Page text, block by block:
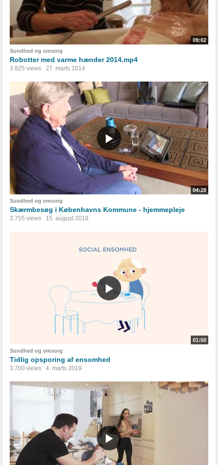
09:02
Sundhed og omsorg
Robotter med varme hænder 2014.mp4
3.825 views 27. marts 2014
04:28
Sundhed og omsorg
Skærmbesøg i Københavns Kommune - hjemmepleje
3.755 views 15. august 2018
01:50
Sundhed og omsorg
Tidlig opsporing af ensomhed
3.700 views 4. marts 2019